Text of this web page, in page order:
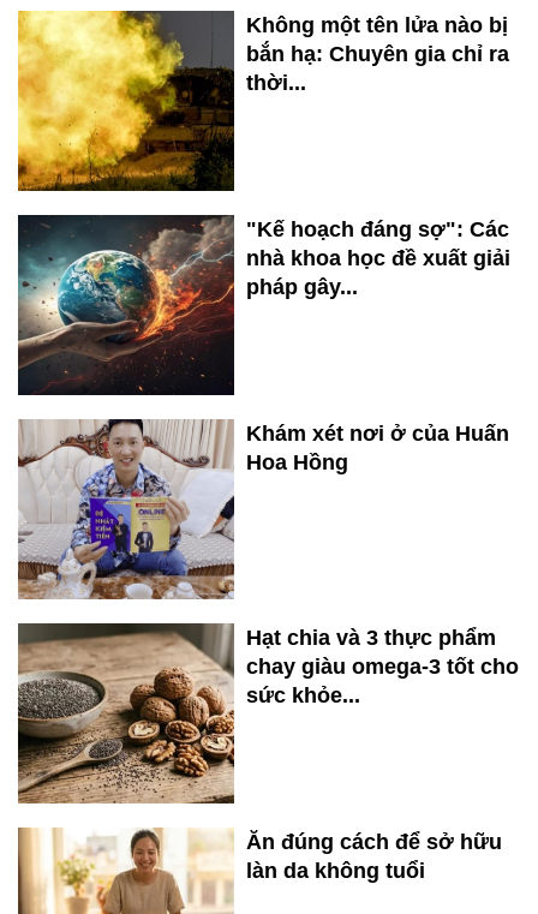
Không một tên lửa nào bị
bắn hạ: Chuyên gia chỉ ra
thời...
"Kế hoạch đáng sợ": Các
nhà khoa học đề xuất giải
pháp gây...
Khám xét nơi ở của Huấn
Hoa Hồng
Hạt chia và 3 thực phẩm
chay giàu omega-3 tốt cho
sức khỏe...
Ăn đúng cách để sở hữu
làn da không tuổi